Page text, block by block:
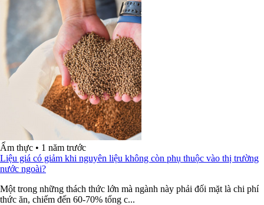
Ẩm thực • 1 năm trước
Liệu giá có giảm khi nguyên liệu không còn phụ thuộc vào thị trường
nước ngoài?
Một trong những thách thức lớn mà ngành này phải đối mặt là chi phí
thức ăn, chiếm đến 60-70% tổng c...